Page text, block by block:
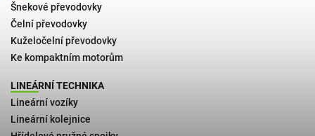
Šnekové převodovky
Čelní převodovky
Kuželočelní převodovky
Ke kompaktním motorům
LINEÁRNÍ TECHNIKA
Lineární vozíky
Lineární kolejnice